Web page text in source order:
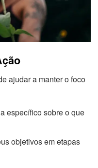
ajudar a manter o foco
específico sobre o que
objetivos em etapas